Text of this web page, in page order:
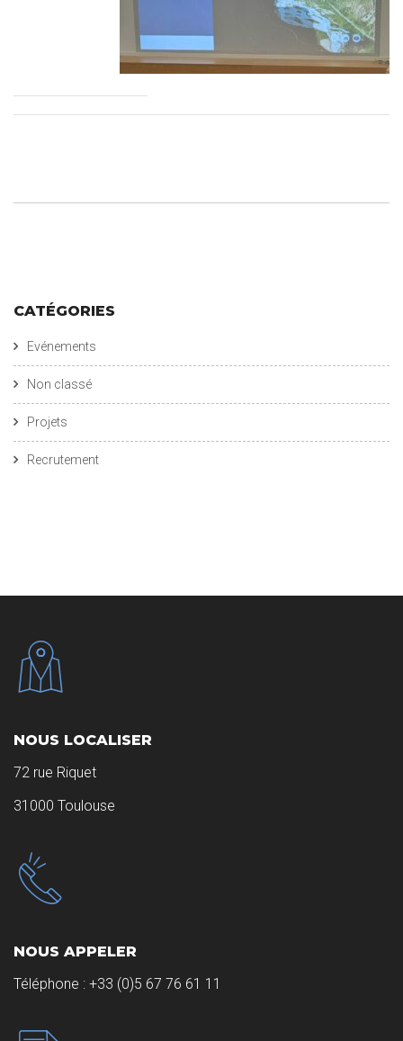
CATÉGORIES
Evénements
Non classé
Projets
Recrutement
NOUS LOCALISER
72 rue Riquet
31000 Toulouse
NOUS APPELER
Téléphone : +33 (0)5 67 76 61 11